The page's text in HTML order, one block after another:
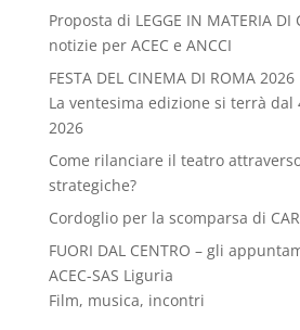
Proposta di LEGGE IN MATERIA
notizie per ACEC e ANCCI
FESTA DEL CINEMA DI ROMA 2026
La ventesima edizione si terrà dal
2026
Come rilanciare il teatro
strategiche?
Cordoglio per la scomparsa di
FUORI DAL CENTRO – gli
ACEC-SAS Liguria
Film, musica, incontri